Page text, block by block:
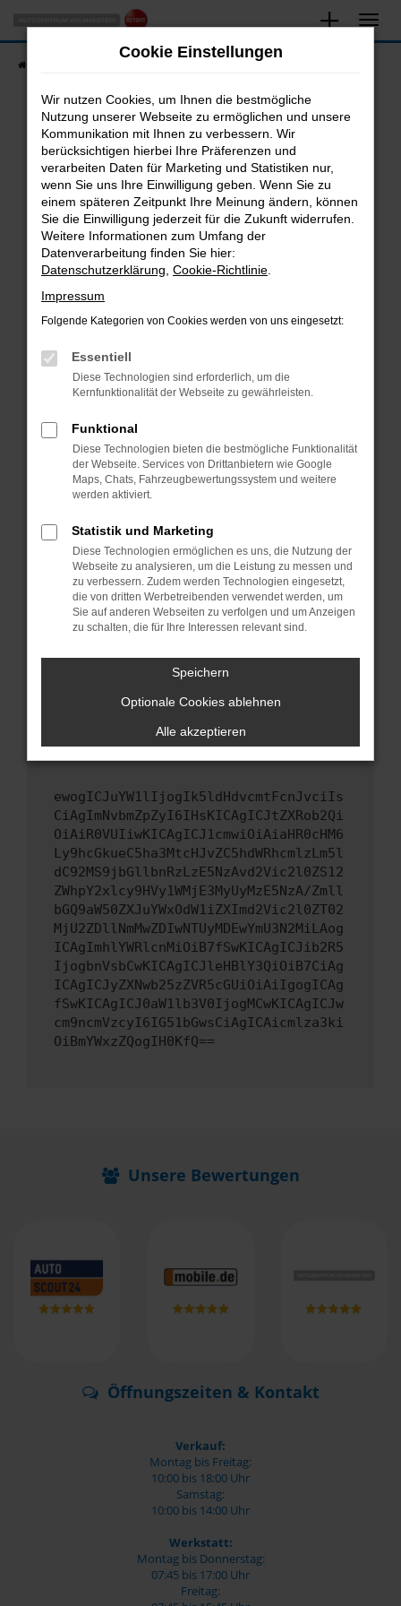
Zum
Hauptinhalt
springen
Fahrzeugsuche
Fehler: Network Error
Beim Laden ist ein Fehler aufgetreten.
Hier sind ein paar Tipps, die dir helfen können:
Überprüfe deine Firewall und deine
Internetverbindung.
Laden andere Webseiten, zum Beispiel deine
Suchmaschine?
Prüfe deine Browsererweiterungen.
können das Laden bestimmter Seiten
verhindern. Funktioniert die Seite in einem
anderen Browser oder in einem privaten
Starte dein Gerät neu.
Das kann manchmal helfen, vorübergehende
Probleme zu beheben.
Betriebssystem auf dem neuesten Stand
sind.
Veraltete Software birgt nicht nur ein
Sicherheitsrisiko, sondern kann auch dazu
führen, dass bestimmte Funktionen nicht mehr
unterstützt werden.
Wende dich an den Webseitenbetreiber.
Wenn du alle oben genannten Schritte versucht
hast, kontaktiere uns bitte. Wir werden
versuchen, das Problem zu beheben. Du kannst
uns diesen Text schicken, um uns bei der
ewogICJuYW1lIjogIk5ldHdvcmtFcnJvciIs
CiAgImNvbmZpZyI6IHsKICAgICJtZXRob2Qi
OiAiR0VUIiwKICAgICJ1cmwiOiAiaHR0cHM6
Ly9hcGkueC5ha3MtcHJvZC5hdWRhcmlzLm5l
dC92MS9jbGllbnRzLzE5NzAvd2Vic2l0ZS12
ZWhpY2xlcy9HVy1WMjE3MyUyMzE5NzA/Zmll
bGQ9aW50ZXJuYWxOdW1iZXImd2Vic2l0ZT02
MjU2ZDllNmMwZDIwNTUyMDEwYmU3N2MiLAog
ICAgImhlYWRlcnMiOiB7fSwKICAgICJib2R5
IjogbnVsbCwKICAgICJleHBlY3QiOiB7CiAg
ICAgICJyZXNwb25zZVR5cGUiOiAiIgogICAg
fSwKICAgICJ0aW1lb3V0IjogMCwKICAgICJw
cm9ncmVzcyI6IG51bGwsCiAgICAicmlza3ki
OiBmYWxzZQogIH0KfQ==
Unsere Bewertungen
Öffnungszeiten & Kontakt
Verkauf:
Montag bis Freitag:
10:00 bis 18:00 Uhr
Samstag:
10:00 bis 14:00 Uhr
Werkstatt:
Montag bis Donnerstag:
07:45 bis 17:00 Uhr
Freitag:
Cookie Einstellungen
Wir nutzen Cookies, um Ihnen die bestmögliche
Nutzung unserer Webseite zu ermöglichen und unsere
Kommunikation mit Ihnen zu verbessern. Wir
berücksichtigen hierbei Ihre Präferenzen und
verarbeiten Daten für Marketing und Statistiken nur,
wenn Sie uns Ihre Einwilligung geben. Wenn Sie zu
einem späteren Zeitpunkt Ihre Meinung ändern, können
Sie die Einwilligung jederzeit für die Zukunft widerrufen.
Weitere Informationen zum Umfang der
Datenverarbeitung finden Sie hier:
Datenschutzerklärung Cookie-Richtlinie
Impressum
Folgende Kategorien von Cookies werden von uns eingesetzt:
Essentiell
Diese Technologien sind erforderlich, um die
Kernfunktionalität der Webseite zu gewährleisten.
Funktional
Diese Technologien bieten die bestmögliche Funktionalität
der Webseite. Services von Drittanbietern wie Google
Maps, Chats, Fahrzeugbewertungssystem und weitere
werden aktiviert.
Statistik und Marketing
Diese Technologien ermöglichen es uns, die Nutzung der
Webseite zu analysieren, um die Leistung zu messen und
zu verbessern. Zudem werden Technologien eingesetzt,
die von dritten Werbetreibenden verwendet werden, um
Sie auf anderen Webseiten zu verfolgen und um Anzeigen
zu schalten, die für Ihre Interessen relevant sind.
Speichern
Optionale Cookies ablehnen
Alle akzeptieren